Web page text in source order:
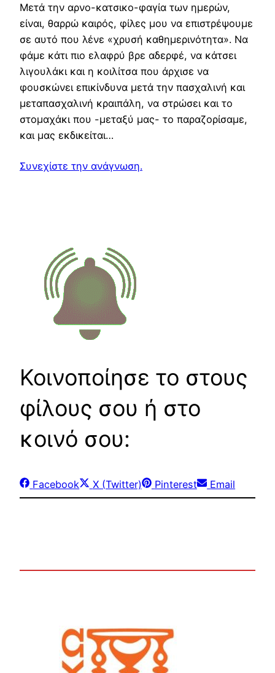
Μετά την αρνο-κατσικο-φαγία των ημερών,
είναι, θαρρώ καιρός, φίλες μου να επιστρέψουμε
σε αυτό που λένε «χρυσή καθημερινότητα». Να
φάμε κάτι πιο ελαφρύ βρε αδερφέ, να κάτσει
λιγουλάκι και η κοιλίτσα που άρχισε να
φουσκώνει επικίνδυνα μετά την πασχαλινή και
μεταπασχαλινή κραιπάλη, να στρώσει και το
στομαχάκι που -μεταξύ μας- το παραζορίσαμε,
και μας εκδικείται…
Συνεχίστε την ανάγνωση.
Κοινοποίησε το στους
φίλους σου ή στο
κοινό σου:
Share
on
Facebook
Share
on
X (Twitter)
Share
on
Pinterest
Share
on
Email